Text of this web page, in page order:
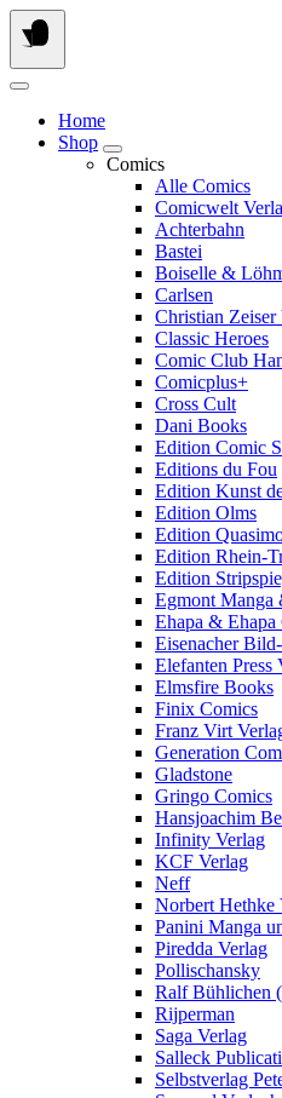
Springe
zum
Inhalt
Home
Shop
Comics
Alle Comics
Comicwelt
Achterbahn
Bastei
Boiselle &
Carlsen
Christian Zeiser
Classic Heroes
Comic Club
Comicplus+
Cross Cult
Dani Books
Edition Comic
Editions du Fou
Edition Kunst
Edition Olms
Edition
Edition Rhein-
Edition
Egmont
Ehapa &
Eisenacher
Elefanten Press
Elmsfire Books
Finix Comics
Franz Virt
Generation
Gladstone
Gringo Comics
Hansjoachim
Infinity Verlag
KCF Verlag
Neff
Norbert Hethke
Panini Manga
Piredda Verlag
Pollischansky
Ralf Bühlichen
Rijperman
Saga Verlag
Salleck
Selbstverlag